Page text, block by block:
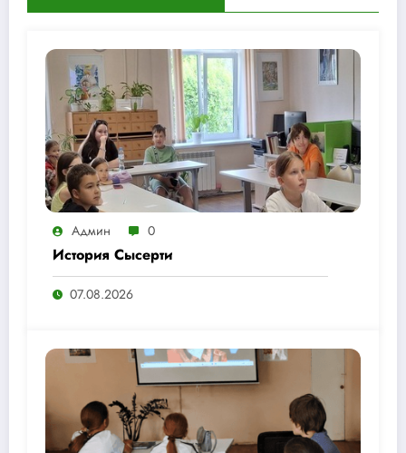
Админ 0
История Сысерти
07.08.2026